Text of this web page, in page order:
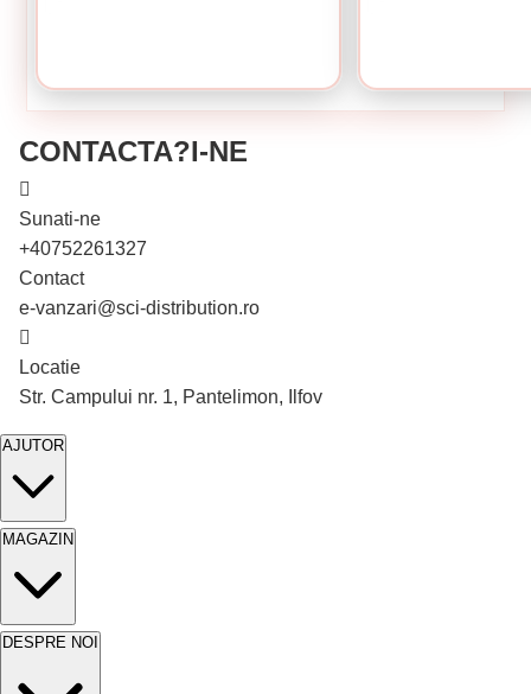
CONTACTA?I-NE
Sunati-ne
+40752261327
Contact
e-vanzari@sci-distribution.ro
Locatie
Str. Campului nr. 1, Pantelimon, Ilfov
AJUTOR
MAGAZIN
DESPRE NOI